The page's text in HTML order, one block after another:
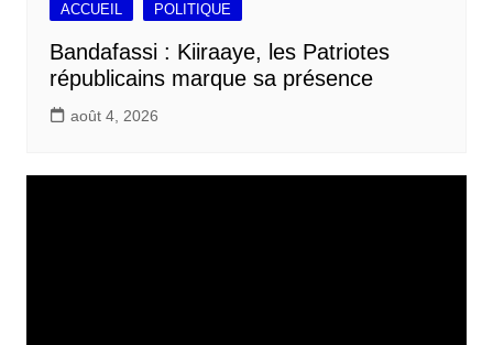
ACCUEIL POLITIQUE
Bandafassi : Kiiraaye, les Patriotes
républicains marque sa présence
août 4, 2026